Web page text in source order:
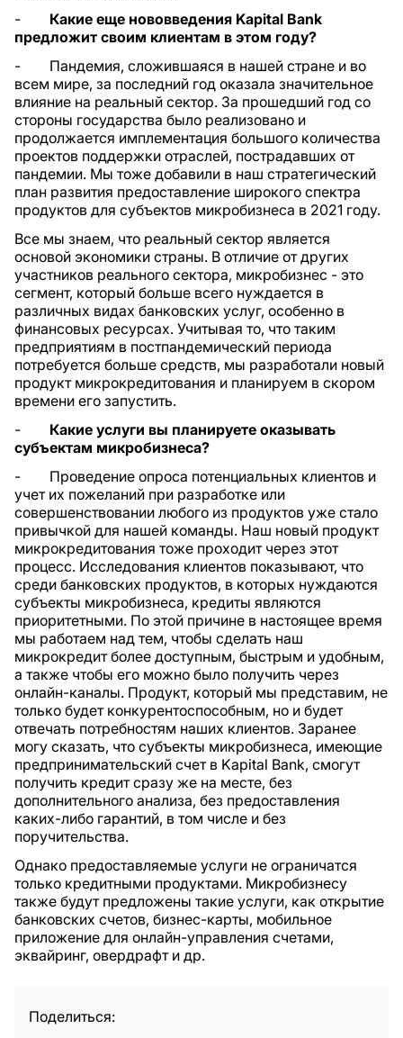
- Какие еще нововведения Kapital Bank
предложит своим клиентам в этом году?
- Пандемия, сложившаяся в нашей стране и во
всем мире, за последний год оказала значительное
влияние на реальный сектор. За прошедший год со
стороны государства было реализовано и
продолжается имплементация большого количества
проектов поддержки отраслей, пострадавших от
пандемии. Мы тоже добавили в наш стратегический
план развития предоставление широкого спектра
продуктов для субъектов микробизнеса в 2021 году.
Все мы знаем, что реальный сектор является
основой экономики страны. В отличие от других
участников реального сектора, микробизнес - это
сегмент, который больше всего нуждается в
различных видах банковских услуг, особенно в
финансовых ресурсах. Учитывая то, что таким
предприятиям в постпандемический периода
потребуется больше средств, мы разработали новый
продукт микрокредитования и планируем в скором
времени его запустить.
- Какие услуги вы планируете оказывать
субъектам микробизнеса?
- Проведение опроса потенциальных клиентов и
учет их пожеланий при разработке или
совершенствовании любого из продуктов уже стало
привычкой для нашей команды. Наш новый продукт
микрокредитования тоже проходит через этот
процесс. Исследования клиентов показывают, что
среди банковских продуктов, в которых нуждаются
субъекты микробизнеса, кредиты являются
приоритетными. По этой причине в настоящее время
мы работаем над тем, чтобы сделать наш
микрокредит более доступным, быстрым и удобным,
а также чтобы его можно было получить через
онлайн-каналы. Продукт, который мы представим, не
только будет конкурентоспособным, но и будет
отвечать потребностям наших клиентов. Заранее
могу сказать, что субъекты микробизнеса, имеющие
предпринимательский счет в Kapital Bank, смогут
получить кредит сразу же на месте, без
дополнительного анализа, без предоставления
каких-либо гарантий, в том числе и без
поручительства.
Однако предоставляемые услуги не ограничатся
только кредитными продуктами. Микробизнесу
также будут предложены такие услуги, как открытие
банковских счетов, бизнес-карты, мобильное
приложение для онлайн-управления счетами,
эквайринг, овердрафт и др.
Поделиться: